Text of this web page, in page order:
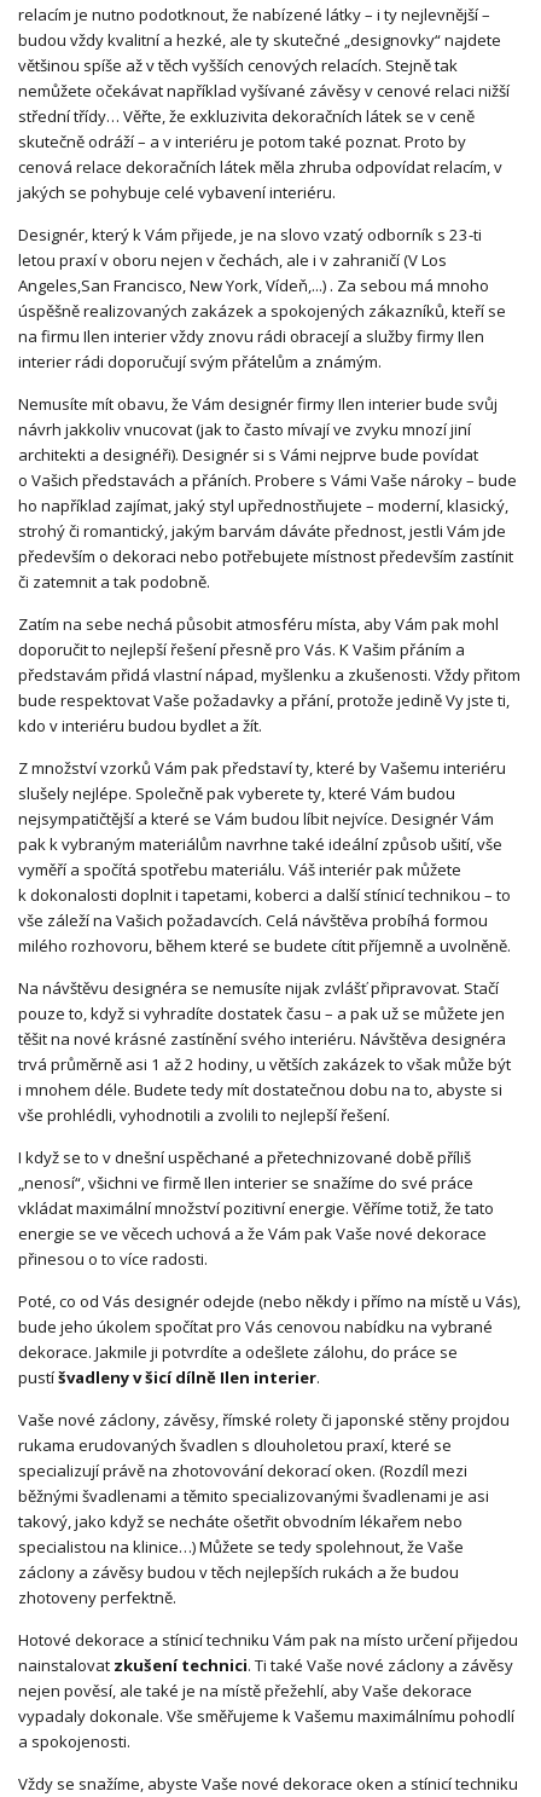
relacím je nutno podotknout, že nabízené látky – i ty nejlevnější –
budou vždy kvalitní a hezké, ale ty skutečné „designovky“ najdete
většinou spíše až v těch vyšších cenových relacích. Stejně tak
nemůžete očekávat například vyšívané závěsy v cenové relaci nižší
střední třídy… Věřte, že exkluzivita dekoračních látek se v ceně
skutečně odráží – a v interiéru je potom také poznat. Proto by
cenová relace dekoračních látek měla zhruba odpovídat relacím, v
jakých se pohybuje celé vybavení interiéru.
Designér, který k Vám přijede, je na slovo vzatý odborník s 23-ti
letou praxí v oboru nejen v čechách, ale i v zahraničí (V Los
Angeles,San Francisco, New York, Vídeň,...) . Za sebou má mnoho
úspěšně realizovaných zakázek a spokojených zákazníků, kteří se
na firmu Ilen interier vždy znovu rádi obracejí a služby firmy Ilen
interier rádi doporučují svým přátelům a známým.
Nemusíte mít obavu, že Vám designér firmy Ilen interier bude svůj
návrh jakkoliv vnucovat (jak to často mívají ve zvyku mnozí jiní
architekti a designéři). Designér si s Vámi nejprve bude povídat
o Vašich představách a přáních. Probere s Vámi Vaše nároky – bude
ho například zajímat, jaký styl upřednostňujete – moderní, klasický,
strohý či romantický, jakým barvám dáváte přednost, jestli Vám jde
především o dekoraci nebo potřebujete místnost především zastínit
či zatemnit a tak podobně.
Zatím na sebe nechá působit atmosféru místa, aby Vám pak mohl
doporučit to nejlepší řešení přesně pro Vás. K Vašim přáním a
představám přidá vlastní nápad, myšlenku a zkušenosti. Vždy přitom
bude respektovat Vaše požadavky a přání, protože jedině Vy jste ti,
kdo v interiéru budou bydlet a žít.
Z množství vzorků Vám pak představí ty, které by Vašemu interiéru
slušely nejlépe. Společně pak vyberete ty, které Vám budou
nejsympatičtější a které se Vám budou líbit nejvíce. Designér Vám
pak k vybraným materiálům navrhne také ideální způsob ušití, vše
vyměří a spočítá spotřebu materiálu. Váš interiér pak můžete
k dokonalosti doplnit i tapetami, koberci a další stínicí technikou – to
vše záleží na Vašich požadavcích. Celá návštěva probíhá formou
milého rozhovoru, během které se budete cítit příjemně a uvolněně.
Na návštěvu designéra se nemusíte nijak zvlášť připravovat. Stačí
pouze to, když si vyhradíte dostatek času – a pak už se můžete jen
těšit na nové krásné zastínění svého interiéru. Návštěva designéra
trvá průměrně asi 1 až 2 hodiny, u větších zakázek to však může být
i mnohem déle. Budete tedy mít dostatečnou dobu na to, abyste si
vše prohlédli, vyhodnotili a zvolili to nejlepší řešení.
I když se to v dnešní uspěchané a přetechnizované době příliš
„nenosí“, všichni ve firmě Ilen interier se snažíme do své práce
vkládat maximální množství pozitivní energie. Věříme totiž, že tato
energie se ve věcech uchová a že Vám pak Vaše nové dekorace
přinesou o to více radosti.
Poté, co od Vás designér odejde (nebo někdy i přímo na místě u Vás),
bude jeho úkolem spočítat pro Vás cenovou nabídku na vybrané
dekorace. Jakmile ji potvrdíte a odešlete zálohu, do práce se
pustíšvadleny v šicí dílně Ilen interier.
Vaše nové záclony, závěsy, římské rolety či japonské stěny projdou
rukama erudovaných švadlen s dlouholetou praxí, které se
specializují právě na zhotovování dekorací oken. (Rozdíl mezi
běžnými švadlenami a těmito specializovanými švadlenami je asi
takový, jako když se necháte ošetřit obvodním lékařem nebo
specialistou na klinice…) Můžete se tedy spolehnout, že Vaše
záclony a závěsy budou v těch nejlepších rukách a že budou
zhotoveny perfektně.
Hotové dekorace a stínicí techniku Vám pak na místo určení přijedou
nainstalovat zkušení technici. Ti také Vaše nové záclony a závěsy
nejen pověsí, ale také je na místě přežehlí, aby Vaše dekorace
vypadaly dokonale. Vše směřujeme k Vašemu maximálnímu pohodlí
a spokojenosti.
Vždy se snažíme, abyste Vaše nové dekorace oken a stínicí techniku